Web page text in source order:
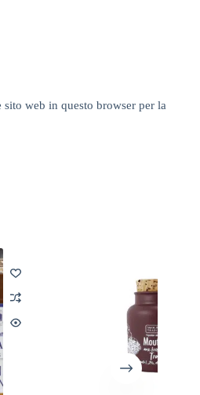
web in questo browser per la